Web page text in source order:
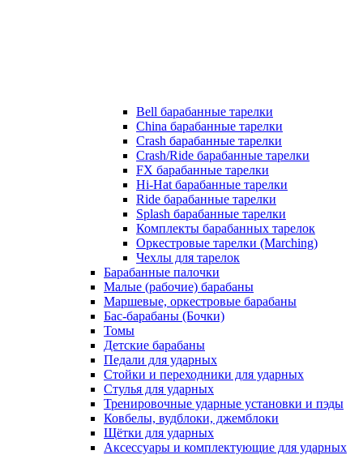
Bell барабанные тарелки
China барабанные тарелки
Crash барабанные тарелки
Crash/Ride барабанные тарелки
FX барабанные тарелки
Hi-Hat барабанные тарелки
Ride барабанные тарелки
Splash барабанные тарелки
Комплекты барабанных тарелок
Оркестровые тарелки (Marching)
Чехлы для тарелок
Барабанные палочки
Малые (рабочие) барабаны
Маршевые, оркестровые барабаны
Бас-барабаны (Бочки)
Томы
Детские барабаны
Педали для ударных
Стойки и переходники для ударных
Стулья для ударных
Тренировочные ударные установки и пэды
Ковбелы, вудблоки, джемблоки
Щётки для ударных
Аксесcуары и комплектующие для ударных